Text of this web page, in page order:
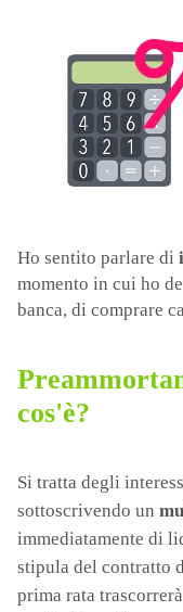
Ho sentito parlare di
momento in cui ho
banca, di comprare
cos'è?
Si tratta degli
sottoscrivendo un
immediatamente di
stipula del contratto
prima rata